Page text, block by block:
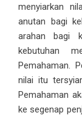
menyiarkan
anutan bagi
arahan bagi
kebutuhan
Pemahaman.
nilai itu
Pemahaman
ke segenap